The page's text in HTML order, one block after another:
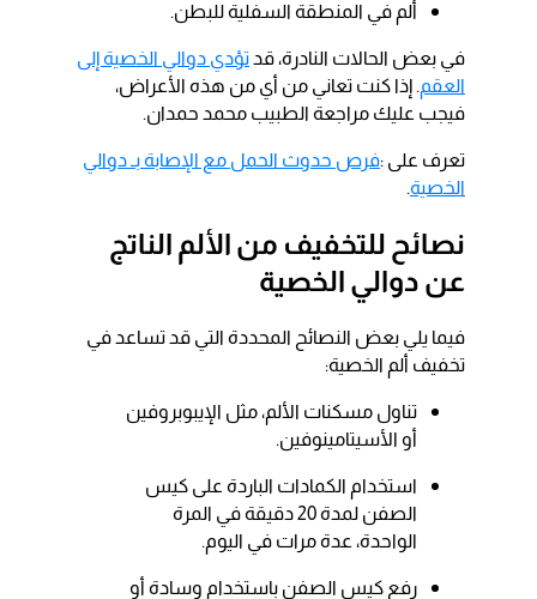
ألم في المنطقة السفلية للبطن.
في بعض الحالات النادرة، قد تؤدي دوالي الخصية إلى
العقم. إذا كنت تعاني من أي من هذه الأعراض،
فيجب عليك مراجعة الطبيب محمد حمدان.
تعرف على :فرص حدوث الحمل مع الإصابة بـ دوالي
الخصية.
نصائح للتخفيف من الألم الناتج
عن دوالي الخصية
فيما يلي بعض النصائح المحددة التي قد تساعد في
تخفيف ألم الخصية:
تناول مسكنات الألم، مثل الإيبوبروفين
أو الأسيتامينوفين.
استخدام الكمادات الباردة على كيس
الصفن لمدة 20 دقيقة في المرة
الواحدة، عدة مرات في اليوم.
رفع كيس الصفن باستخدام وسادة أو